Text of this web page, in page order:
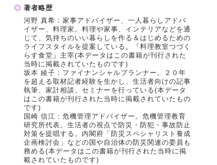
著者略歴
河野 真希：家事アドバイザー、一人暮らしアドバ
イザー、料理家。料理や家事、インテリアなどを通
じて、気持ちのいい暮らしを作る＆はじめるための
ライフスタイルを提案している。『料理教室つづく
らす食堂』主宰(本データはこの書籍が刊行された
当時に掲載されていたものです)
坂本 綾子：ファイナンシャルプランナー。２０年
を超える取材記者経験を生かし、生活者向けの記事
執筆、家計相談、セミナーを行っている(本データ
はこの書籍が刊行された当時に掲載されていたもの
です)
国崎 信江：危機管理アドバイザー。危機管理教育
研究所代表。生活者の視点で防災・防犯・事故防止
対策を提唱する。内閣府「防災スペシャリスト養成
企画検討会」などの国や自治体の防災関連の委員も
務める(本データはこの書籍が刊行された当時に掲
載されていたものです)